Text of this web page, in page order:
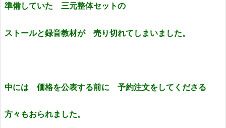
準備していた 三元整体セットの
ストールと録音教材が 売り切れてしまいました。
中には 価格を公表する前に 予約注文をしてくださる
方々もおられました。